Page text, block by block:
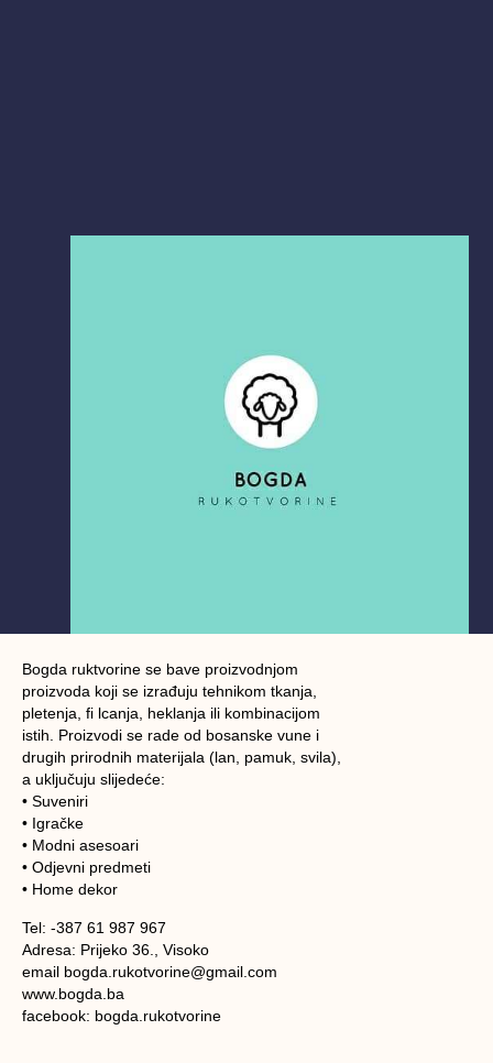
Bogda ruktvorine se bave proizvodnjom
proizvoda koji se izrađuju tehnikom tkanja,
pletenja, fi lcanja, heklanja ili kombinacijom
istih. Proizvodi se rade od bosanske vune i
drugih prirodnih materijala (lan, pamuk, svila),
a uključuju slijedeće:
• Suveniri
• Igračke
• Modni asesoari
• Odjevni predmeti
• Home dekor
Tel: -387 61 987 967
Adresa: Prijeko 36., Visoko
email bogda.rukotvorine@gmail.com
www.bogda.ba
facebook: bogda.rukotvorine